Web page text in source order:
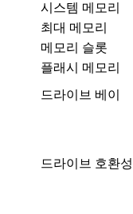
시스템 메모리
최대 메모리
메모리 슬롯
플래시 메모리
드라이브 베이
드라이브 호환성